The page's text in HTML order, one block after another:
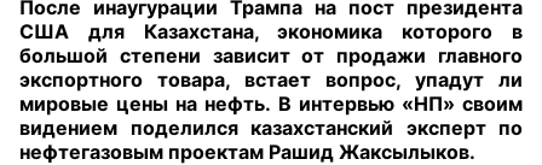
После инаугурации Трампа на пост президента
США для Казахстана, экономика которого в
большой степени зависит от продажи главного
экспортного товара, встает вопрос, упадут ли
мировые цены на нефть. В интервью «НП» своим
видением поделился казахстанский эксперт по
нефтегазовым проектам Рашид Жаксылыков.